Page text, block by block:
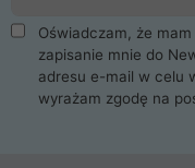
Oświadczam, że
zapisanie mnie do
adresu e-mail w celu
wyrażam zgodę na